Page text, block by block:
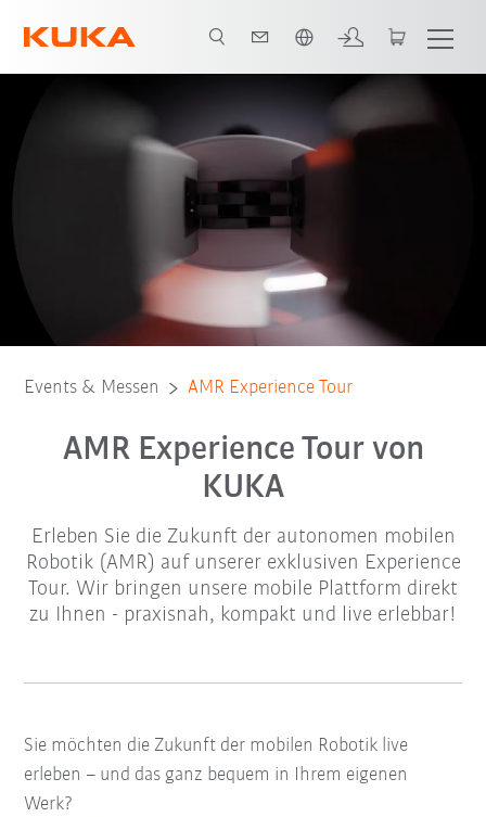
Hier anmelden
Events & Messen AMR Experience Tour
AMR Experience Tour von
KUKA
Erleben Sie die Zukunft der autonomen mobilen
Robotik (AMR) auf unserer exklusiven Experience
Tour. Wir bringen unsere mobile Plattform direkt
zu Ihnen - praxisnah, kompakt und live erlebbar!
Sie möchten die Zukunft der mobilen Robotik live
erleben – und das ganz bequem in Ihrem eigenen
Werk?